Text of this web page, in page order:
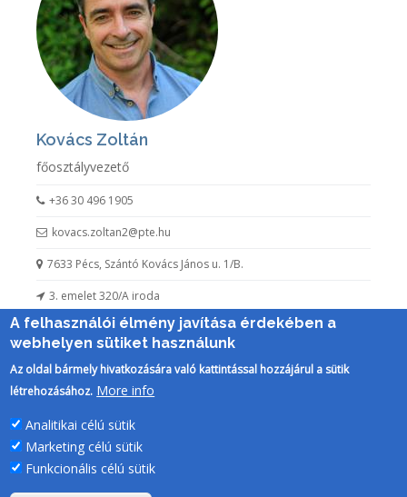
Kovács Zoltán
főosztályvezető
+36 30 496 1905
kovacs.zoltan2@pte.hu
7633 Pécs, Szántó Kovács János u. 1/B.
3. emelet 320/A iroda
A felhasználói élmény javítása érdekében a
webhelyen sütiket használunk
Az oldal bármely hivatkozására való kattintással hozzájárul a sütik
létrehozásához. More info
Analitikai célú sütik
Marketing célú sütik
Funkcionális célú sütik